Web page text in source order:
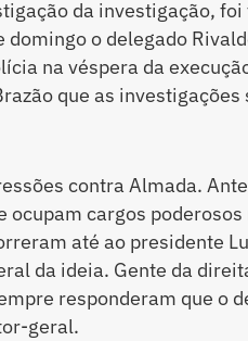
da investigação,
domingo o delegado
na véspera da
que as investigações
contra Almada.
cargos poderosos
até ao presidente
da ideia. Gente da
responderam que o
geral.